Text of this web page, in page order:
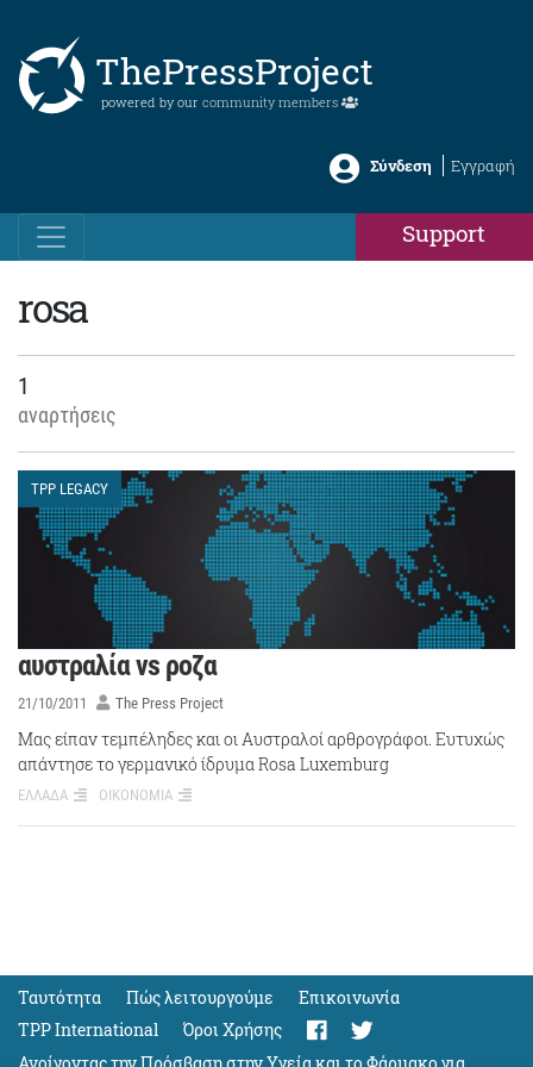
ThePressProject
powered by our community members
Σύνδεση Εγγραφή
Support
rosa
1
αναρτήσεις
TPP LEGACY
αυστραλία vs ροζα
21/10/2011 The Press Project
Μας είπαν τεμπέληδες και οι Αυστραλοί αρθρογράφοι. Ευτυχώς
απάντησε το γερμανικό ίδρυμα Rosa Luxemburg
ΕΛΛΑΔΑ ΟΙΚΟΝΟΜΙΑ
Ταυτότητα Πώς λειτουργούμε
Eπικοινωνία
TPP International
Όροι Χρήσης